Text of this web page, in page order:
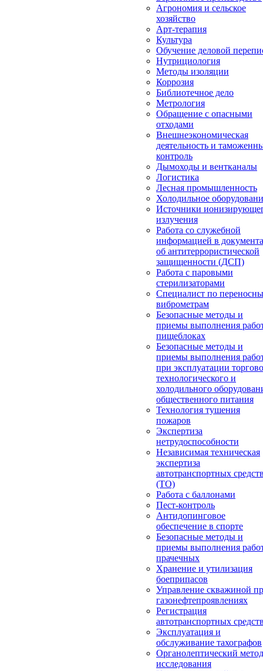
Агрономия и сельское
хозяйство
Арт-терапия
Культура
Обучение деловой
Нутрициология
Методы изоляции
Коррозия
Библиотечное дело
Метрология
Обращение с опасными
отходами
Внешнеэкономическая
деятельность и
контроль
Дымоходы и вентканалы
Логистика
Лесная промышленность
Холодильное
Источники
излучения
Работа со служебной
информацией в
об антитеррористической
защищенности (ДСП)
Работа с паровыми
стерилизаторами
Специалист по
виброметрам
Безопасные методы и
приемы выполнения
пищеблоках
Безопасные методы и
приемы выполнения
при эксплуатации
технологического и
холодильного
общественного питания
Технология тушения
пожаров
Экспертиза
нетрудоспособности
Независимая техническая
экспертиза
автотранспортных
(ТО)
Работа с баллонами
Пест-контроль
Антидопинговое
обеспечение в спорте
Безопасные методы и
приемы выполнения
прачечных
Хранение и утилизация
боеприпасов
Управление скважиной
газонефтепроявлениях
Регистрация
автотранспортных
Эксплуатация и
обслуживание тахографов
Органолептический метод
исследования